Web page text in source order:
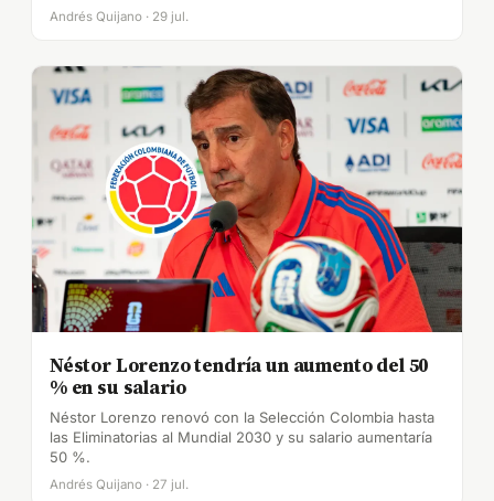
Andrés Quijano · 29 jul.
Néstor Lorenzo tendría un aumento del 50
% en su salario
Néstor Lorenzo renovó con la Selección Colombia hasta
las Eliminatorias al Mundial 2030 y su salario aumentaría
50 %.
Andrés Quijano · 27 jul.